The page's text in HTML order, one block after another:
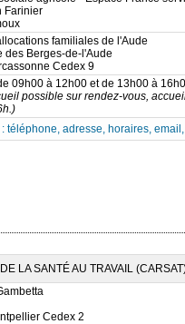
Farinier
familiales de l'Aude
des Berges-de-l'Aude
Cedex 9
09h00 à 12h00 et de 13h00 à
possible sur rendez-vous,
téléphone, adresse, horaires,
LA SANTÉ AU TRAVAIL
Cedex 2